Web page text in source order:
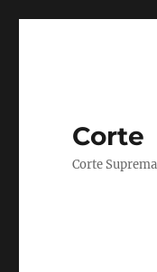
Corte
Corte